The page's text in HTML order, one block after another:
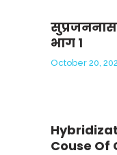
भाग १
October 20,
Couse Of